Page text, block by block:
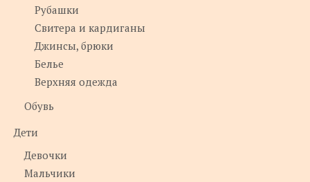
Рубашки
Свитера и кардиганы
Джинсы, брюки
Белье
Верхняя одежда
Обувь
Дети
Девочки
Мальчики